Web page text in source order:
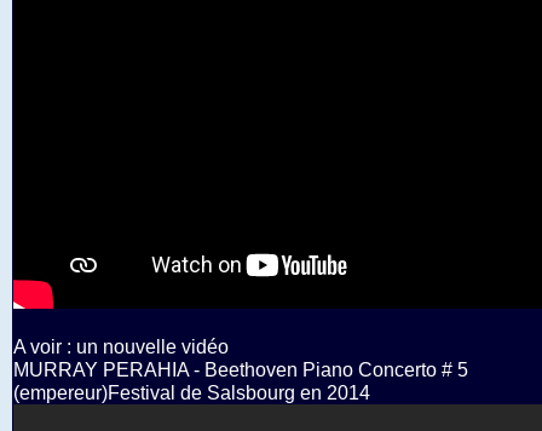
A voir : un nouvelle vidéo
MURRAY PERAHIA - Beethoven Piano Concerto # 5
(empereur)Festival de Salsbourg en 2014